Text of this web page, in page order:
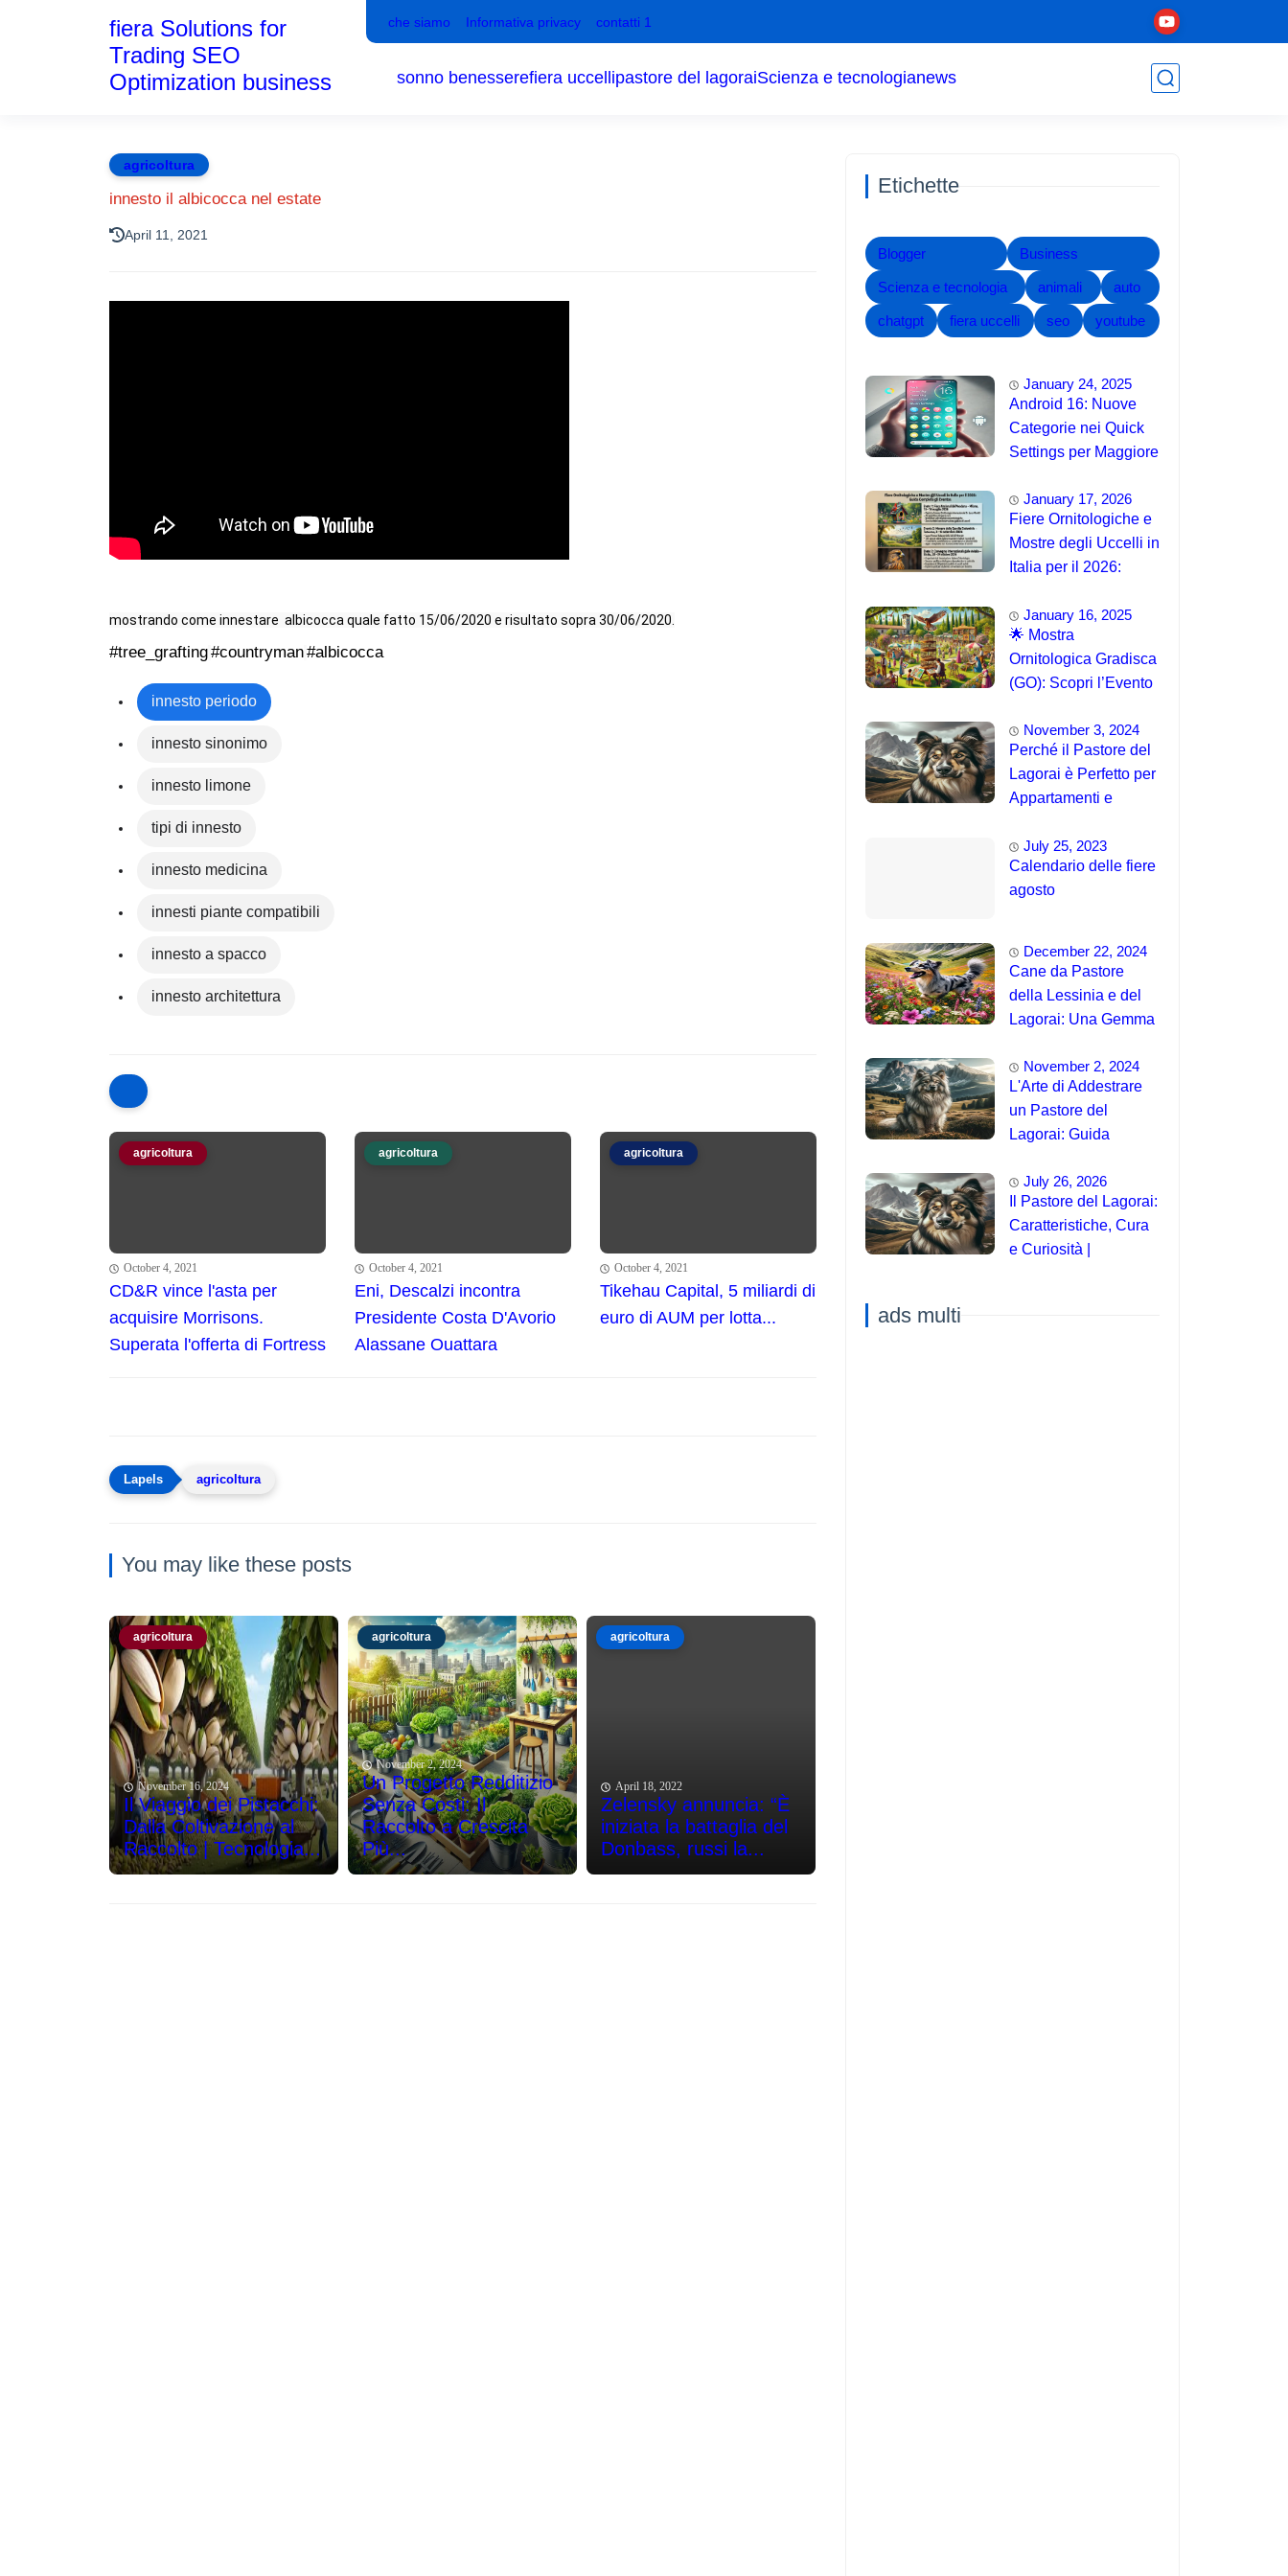
che siamo Informativa privacy contatti 1
fiera Solutions for
Trading SEO
Optimization business
sonno benesserefiera uccellipastore del lagoraiScienza e tecnologianews
agricoltura
innesto il albicocca nel estate
April 11, 2021
#tree_grafting#countryman#albicocca
innesto periodo
innesto sinonimo
innesto limone
tipi di innesto
innesto medicina
innesti piante compatibili
innesto a spacco
innesto architettura
agricoltura
October 4, 2021
CD&R vince l'asta per
acquisire Morrisons.
Superata l'offerta di Fortress
agricoltura
October 4, 2021
Eni, Descalzi incontra
Presidente Costa D'Avorio
Alassane Ouattara
agricoltura
October 4, 2021
Tikehau Capital, 5 miliardi di
euro di AUM per lotta...
agricoltura
You may like these posts
agricoltura
November 16, 2024
Il Viaggio dei Pistacchi:
Dalla Coltivazione al
Raccolto | Tecnologia...
agricoltura
November 2, 2024
Un Progetto Redditizio
Senza Costi: Il
Raccolto a Crescita
Più...
agricoltura
April 18, 2022
Zelensky annuncia: “È
iniziata la battaglia del
Donbass, russi la...
Etichette
Blogger Business
Scienza e tecnologia animali auto
chatgpt fiera uccelli seo youtube
January 24, 2025
Android 16: Nuove
Categorie nei Quick
Settings per Maggiore
January 17, 2026
Fiere Ornitologiche e
Mostre degli Uccelli in
Italia per il 2026:
Eventi 🐦
January 16, 2025
🌟 Mostra
Ornitologica Gradisca
(GO): Scopri l’Evento
November 3, 2024
Perché il Pastore del
Lagorai è Perfetto per
Appartamenti e
July 25, 2023
Calendario delle fiere
agosto
December 22, 2024
Cane da Pastore
della Lessinia e del
Lagorai: Una Gemma
November 2, 2024
L'Arte di Addestrare
un Pastore del
Lagorai: Guida
Principianti
July 26, 2026
Il Pastore del Lagorai:
Caratteristiche, Cura
e Curiosità |
ads multi